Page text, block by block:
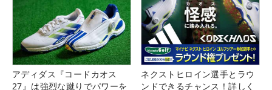
アディダス『コードカオス
27』は強烈な蹴りでパワーを
ネクストヒロイン選手とラウ
ンドできるチャンス！詳しく